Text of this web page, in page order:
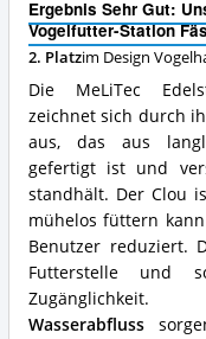
Ergebnis Sehr Gut:
Vogelfutter-Station
2. Platzim Design
Die MeLiTec
zeichnet sich durch
aus, das aus
gefertigt ist und
standhält. Der Clou
mühelos füttern
Benutzer reduziert.
Futterstelle und
Wasserabfluss
Fässchen
Vorteile:
Was
spricht
für
dieses
Design
Vogelhaus?